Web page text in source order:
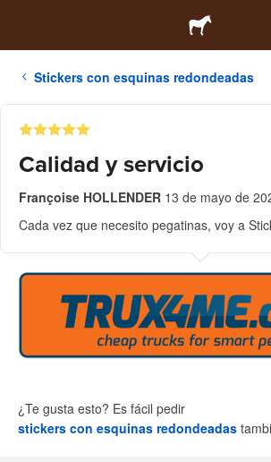
Stickers con esquinas redondeadas
Calidad y servicio
Françoise HOLLENDER 13 de mayo de
Cada vez que necesito pegatinas, voy a
¿Te gusta esto? Es fácil pedir
stickers con esquinas redondeadas